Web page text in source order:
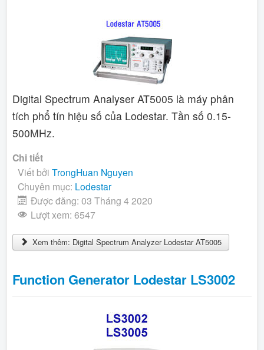
Digital Spectrum Analyser AT5005 là máy phân
tích phổ tín hiệu số của Lodestar. Tần số 0.15-
500MHz.
Chi tiết
Viết bởi TrongHuan Nguyen
Chuyên mục: Lodestar
Được đăng: 03 Tháng 4 2020
Lượt xem: 6547
Xem thêm: Digital Spectrum Analyzer Lodestar AT5005
Function Generator Lodestar LS3002